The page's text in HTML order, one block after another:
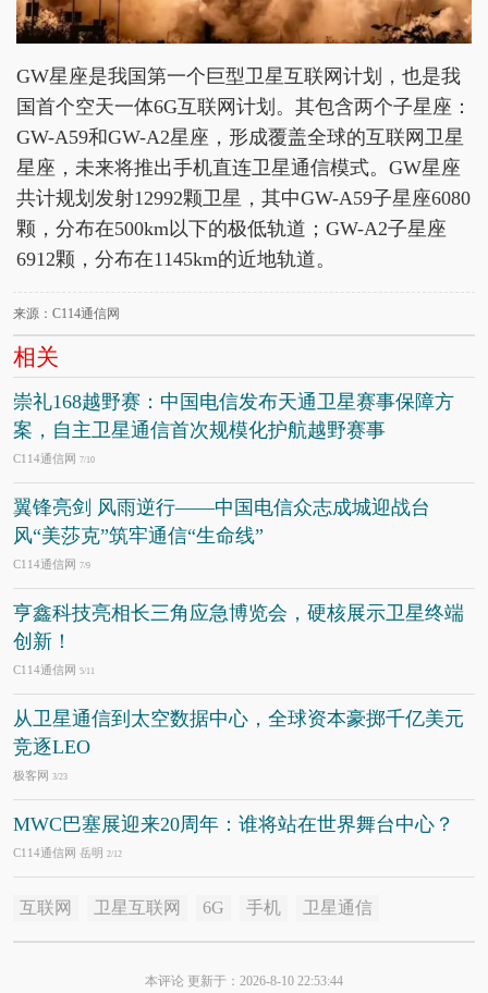
GW星座是我国第一个巨型卫星互联网计划，也是我
国首个空天一体6G互联网计划。其包含两个子星座：
GW-A59和GW-A2星座，形成覆盖全球的互联网卫星
星座，未来将推出手机直连卫星通信模式。GW星座
共计规划发射12992颗卫星，其中GW-A59子星座6080
颗，分布在500km以下的极低轨道；GW-A2子星座
6912颗，分布在1145km的近地轨道。
来源：C114通信网
相关
崇礼168越野赛：中国电信发布天通卫星赛事保障方
案，自主卫星通信首次规模化护航越野赛事
C114通信网 7/10
翼锋亮剑 风雨逆行——中国电信众志成城迎战台
风“美莎克”筑牢通信“生命线”
C114通信网 7/9
亨鑫科技亮相长三角应急博览会，硬核展示卫星终端
创新！
C114通信网 5/11
从卫星通信到太空数据中心，全球资本豪掷千亿美元
竞逐LEO
极客网 3/23
MWC巴塞展迎来20周年：谁将站在世界舞台中心？
C114通信网 岳明 2/12
互联网 卫星互联网 6G 手机 卫星通信
本评论 更新于：2026-8-10 22:53:44